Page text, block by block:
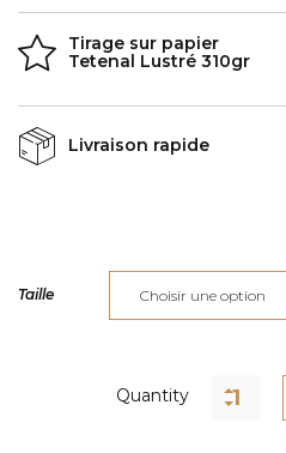
Tirage sur papier
Tetenal Lustré 310gr
Livraison rapide
Taille
Quantity